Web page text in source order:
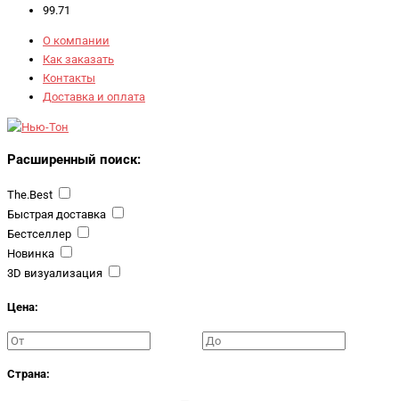
99.71
О компании
Как заказать
Контакты
Доставка и оплата
Расширенный поиск:
The.Best
Быстрая доставка
Бестселлер
Новинка
3D визуализация
Цена:
Страна: